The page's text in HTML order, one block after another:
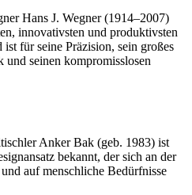
Hans J. Wegner (1914–2007)
innovativsten und produktivsten
für seine Präzision, sein großes
und seinen kompromisslosen
Anker Bak (geb. 1983) ist
bekannt, der sich an der
auf menschliche Bedürfnisse